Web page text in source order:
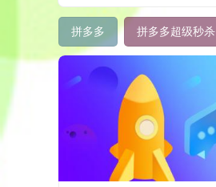
拼多多 拼多多超级秒杀